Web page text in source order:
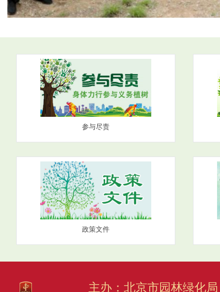
参与尽责
政策文件
主办：北京市园林绿化